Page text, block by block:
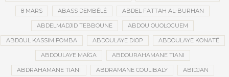
8 MARS ABASS DEMBÉLÉ ABDEL FATTAH AL-BURHAN
ABDELMADJID TEBBOUNE ABDOU OUOLOGUEM
ABDOUL KASSIM FOMBA ABDOULAYE DIOP ABDOULAYE KONATÉ
ABDOULAYE MAÏGA ABDOURAHAMANE TIANI
ABDRAHAMANE TIANI ABDRAMANE COULIBALY ABIDJAN